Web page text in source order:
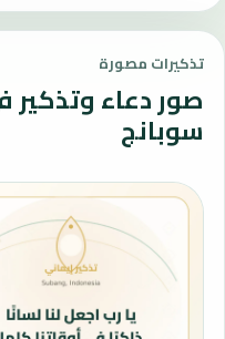
تذكيرات مصورة
صور دعاء وتذكير
سوبانج